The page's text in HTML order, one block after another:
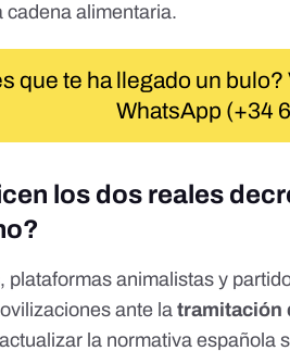
cadena alimentaria.
que te ha llegado un
WhatsApp (+34
los dos reales
plataformas animalistas y
ante latramitación
la normativa española